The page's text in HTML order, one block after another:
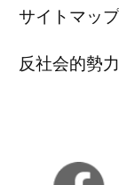
サイトマップ
反社会的勢